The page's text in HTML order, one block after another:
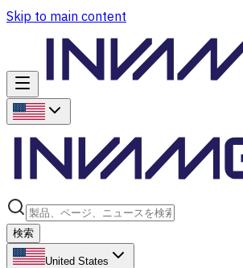
Skip to main content
検索
United States